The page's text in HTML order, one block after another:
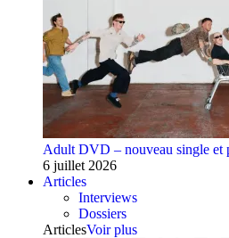
Adult DVD – nouveau single et
6 juillet 2026
Articles
Interviews
Dossiers
ArticlesVoir plus